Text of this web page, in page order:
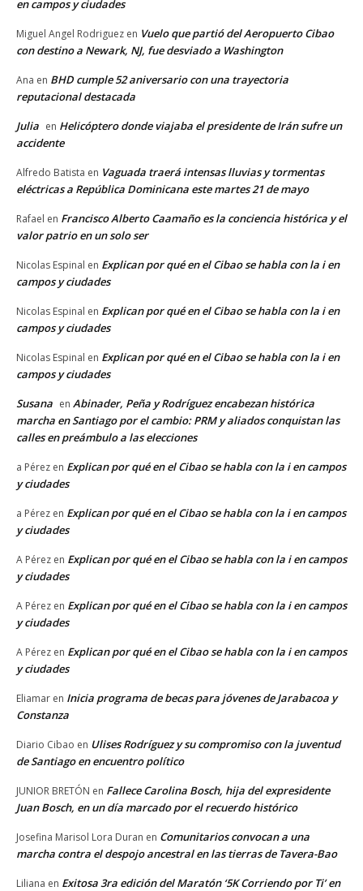
en campos y ciudades
Miguel Angel Rodriguez en Vuelo que partió del Aeropuerto Cibao
con destino a Newark, NJ, fue desviado a Washington
Ana en BHD cumple 52 aniversario con una trayectoria
reputacional destacada
Julia en Helicóptero donde viajaba el presidente de Irán sufre un
accidente
Alfredo Batista en Vaguada traerá intensas lluvias y tormentas
eléctricas a República Dominicana este martes 21 de mayo
Rafael en Francisco Alberto Caamaño es la conciencia histórica y el
valor patrio en un solo ser
Nicolas Espinal en Explican por qué en el Cibao se habla con la i en
campos y ciudades
Nicolas Espinal en Explican por qué en el Cibao se habla con la i en
campos y ciudades
Nicolas Espinal en Explican por qué en el Cibao se habla con la i en
campos y ciudades
Susana en Abinader, Peña y Rodríguez encabezan histórica
marcha en Santiago por el cambio: PRM y aliados conquistan las
calles en preámbulo a las elecciones
a Pérez en Explican por qué en el Cibao se habla con la i en campos
y ciudades
a Pérez en Explican por qué en el Cibao se habla con la i en campos
y ciudades
A Pérez en Explican por qué en el Cibao se habla con la i en campos
y ciudades
A Pérez en Explican por qué en el Cibao se habla con la i en campos
y ciudades
A Pérez en Explican por qué en el Cibao se habla con la i en campos
y ciudades
Eliamar en Inicia programa de becas para jóvenes de Jarabacoa y
Constanza
Diario Cibao en Ulises Rodríguez y su compromiso con la juventud
de Santiago en encuentro político
JUNIOR BRETÓN en Fallece Carolina Bosch, hija del expresidente
Juan Bosch, en un día marcado por el recuerdo histórico
Josefina Marisol Lora Duran en Comunitarios convocan a una
marcha contra el despojo ancestral en las tierras de Tavera-Bao
Liliana en Exitosa 3ra edición del Maratón ‘5K Corriendo por Ti’ en